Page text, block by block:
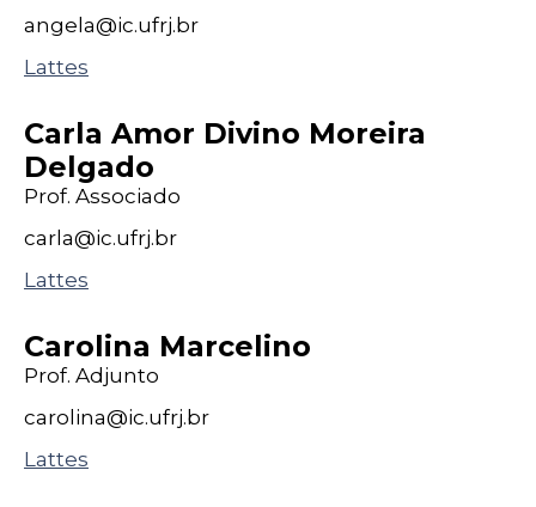
angela@ic.ufrj.br
Lattes
Carla Amor Divino Moreira
Delgado
Prof. Associado
carla@ic.ufrj.br
Lattes
Carolina Marcelino
Prof. Adjunto
carolina@ic.ufrj.br
Lattes